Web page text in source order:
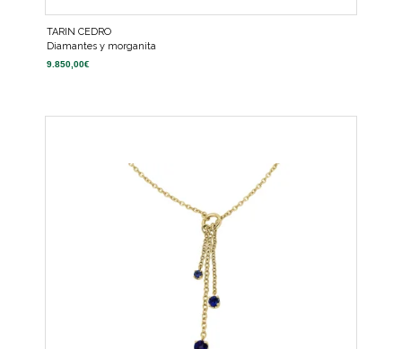
TARIN CEDRO
Diamantes y morganita
9.850,00€